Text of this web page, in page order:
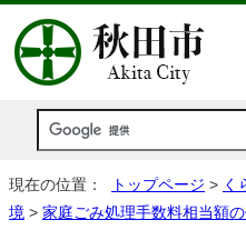
現在の位置： トップページ > く
境 > 家庭ごみ処理手数料相当額の